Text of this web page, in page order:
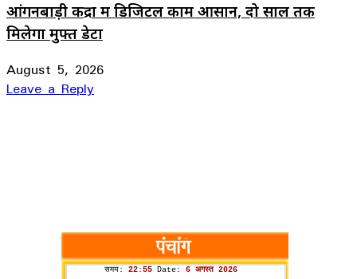
आंगनबाड़ी केंद्रों में डिजिटल काम आसान, दो साल तक
मिलेगा मुफ्त डेटा
August 5, 2026
Leave a Reply